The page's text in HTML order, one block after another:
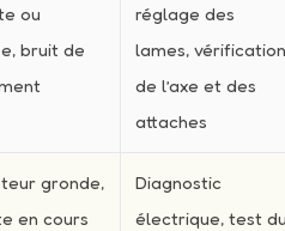
ou
bruit de
réglage des
lames,
de l’axe et des
attaches
gronde,
en cours
Diagnostic
électrique, test